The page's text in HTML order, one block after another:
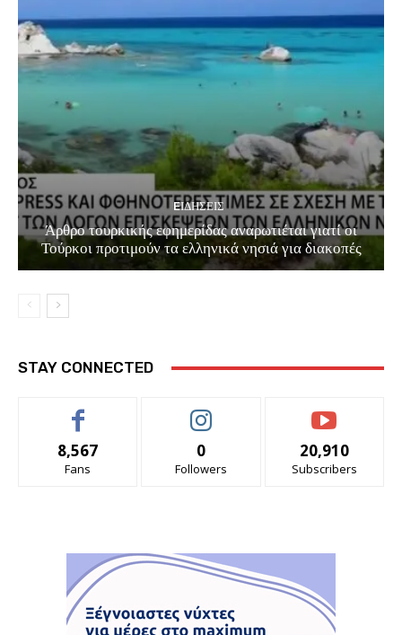
EΙΔΗΣΕΙΣ
Άρθρο τουρκικής εφημερίδας αναρωτιέται γιατί οι
Τούρκοι προτιμούν τα ελληνικά νησιά για διακοπές
STAY CONNECTED
8,567
Fans
0
Followers
20,910
Subscribers